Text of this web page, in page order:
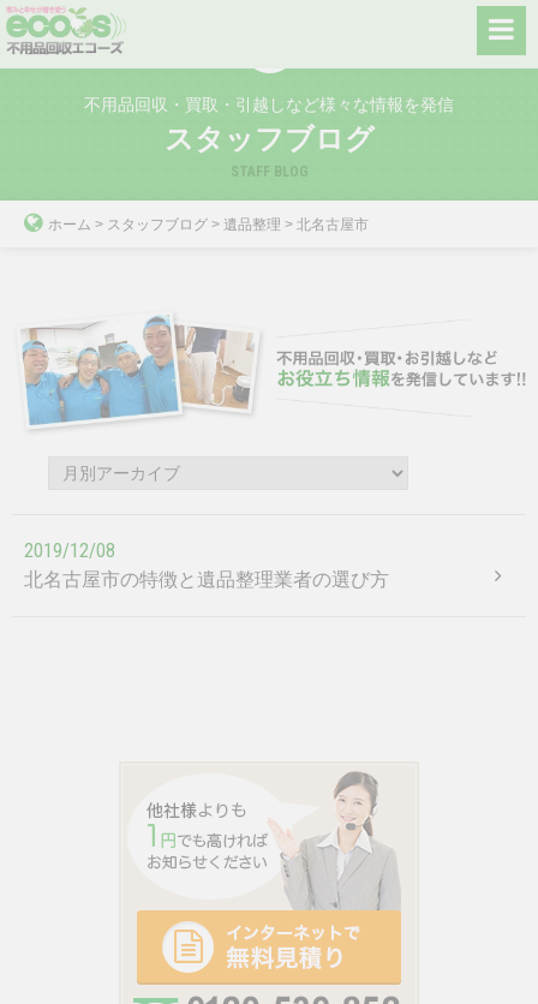
Skip
to
不用品回収・買取・引越しなど様々な情報を発信
スタッフブログ
STAFF BLOG
ホーム > スタッフブログ > 遺品整理 > 北名古屋市
2019/12/08
北名古屋市の特徴と遺品整理業者の選び方